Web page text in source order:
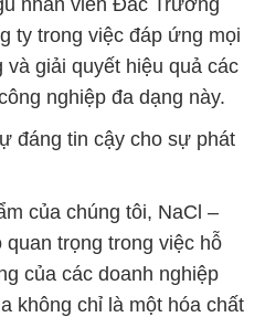
ty trong việc đáp ứng mọi
và giải quyết hiệu quả các
nghiệp đa dạng này.
đáng tin cậy cho sự phát
của chúng tôi, NaCl –
trọng trong việc hỗ
của các doanh nghiệp
không chỉ là một hóa chất